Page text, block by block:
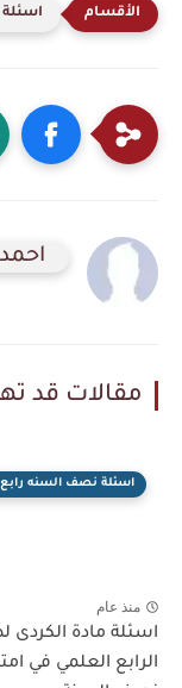
مقالات قد
اسئلة نصف السنه
منذ عام
اسئلة مادة
الرابع العلمي في